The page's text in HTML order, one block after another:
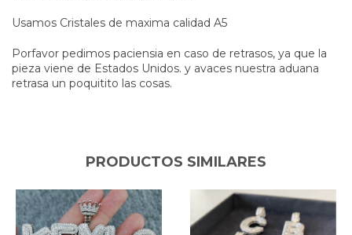
Usamos Cristales de maxima calidad A5
Porfavor pedimos paciensia en caso de retrasos, ya que la
pieza viene de Estados Unidos. y avaces nuestra aduana
retrasa un poquitito las cosas.
PRODUCTOS SIMILARES